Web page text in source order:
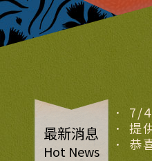
最新消息
Hot News
．
7/
免費
． 提
送-羅
．
恭